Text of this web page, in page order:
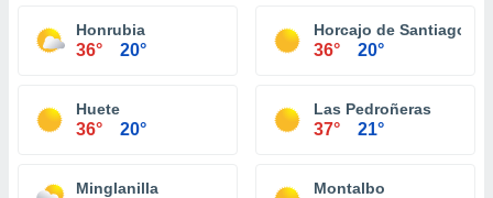
Honrubia
36° 20°
Horcajo de Santiago
36° 20°
Huete
36° 20°
Las Pedroñeras
37° 21°
Minglanilla Montalbo